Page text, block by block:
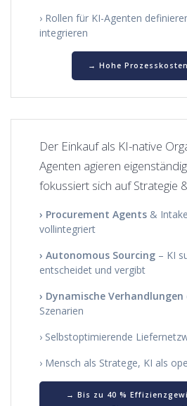
› Rollen für KI-Agenten
integrieren
→ Hohe
Der Einkauf als KI-native
Agenten agieren
fokussiert sich auf Strategie
› Procurement Agents &
vollintegriert
› Autonomous Sourcing – KI
entscheidet und vergibt
› Dynamische Verhandlungen
Szenarien
› Selbstoptimierende
› Mensch als Stratege, KI als
→ Bis zu 40 %